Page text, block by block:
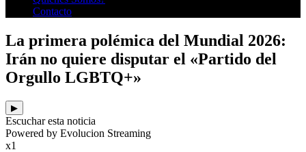
Contacto
La primera polémica del Mundial 2026:
Irán no quiere disputar el «Partido del
Orgullo LGBTQ+»
▶
Escuchar esta noticia
Powered by Evolucion Streaming
x1